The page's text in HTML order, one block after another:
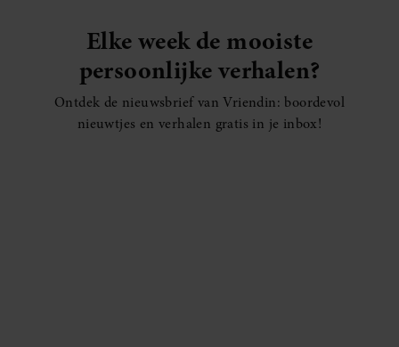
Elke week de mooiste
persoonlijke verhalen?
Ontdek de nieuwsbrief van Vriendin: boordevol
nieuwtjes en verhalen gratis in je inbox!